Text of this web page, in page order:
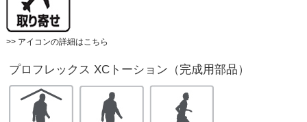
>> アイコンの詳細はこちら
プロフレックス XCトーション（完成用部品）